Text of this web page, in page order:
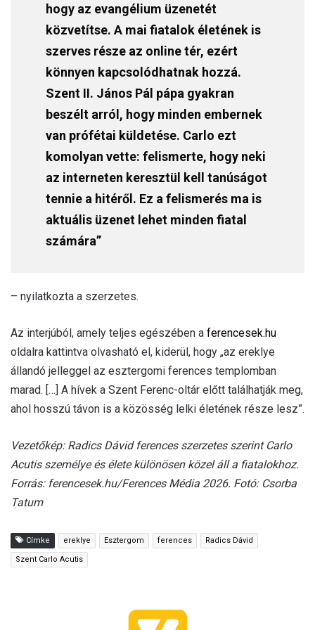
hogy az evangélium üzenetét
közvetítse. A mai fiatalok életének is
szerves része az online tér, ezért
könnyen kapcsolódhatnak hozzá.
Szent II. János Pál pápa gyakran
beszélt arról, hogy minden embernek
van prófétai küldetése. Carlo ezt
komolyan vette: felismerte, hogy neki
az interneten keresztül kell tanúságot
tennie a hitéről. Ez a felismerés ma is
aktuális üzenet lehet minden fiatal
számára”
– nyilatkozta a szerzetes.
Az interjúból, amely teljes egészében a ferencesek.hu
oldalra kattintva olvasható el, kiderül, hogy „az ereklye
állandó jelleggel az esztergomi ferences templomban
marad. […] A hívek a Szent Ferenc-oltár előtt találhatják meg,
ahol hosszú távon is a közösség lelki életének része lesz”.
Vezetőkép: Radics Dávid ferences szerzetes szerint Carlo
Acutis személye és élete különösen közel áll a fiatalokhoz.
Forrás: ferencesek.hu/Ferences Média 2026. Fotó: Csorba
Tatum
Címke ereklye Esztergom ferences Radics Dávid
Szent Carlo Acutis